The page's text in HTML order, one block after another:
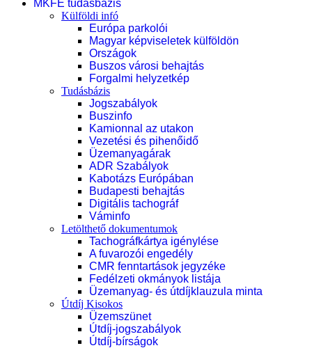
MKFE tudásbázis
Külföldi infó
Európa parkolói
Magyar képviseletek külföldön
Országok
Buszos városi behajtás
Forgalmi helyzetkép
Tudásbázis
Jogszabályok
Buszinfo
Kamionnal az utakon
Vezetési és pihenőidő
Üzemanyagárak
ADR Szabályok
Kabotázs Európában
Budapesti behajtás
Digitális tachográf
Váminfo
Letölthető dokumentumok
Tachográfkártya igénylése
A fuvarozói engedély
CMR fenntartások jegyzéke
Fedélzeti okmányok listája
Üzemanyag- és útdíjklauzula minta
Útdíj Kisokos
Üzemszünet
Útdíj-jogszabályok
Útdíj-bírságok